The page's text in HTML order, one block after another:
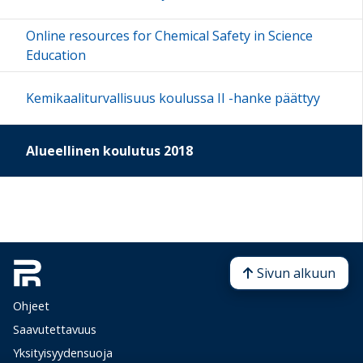
Online resources for Chemical Safety in Science
Education
Kemikaaliturvallisuus koulussa II -hanke päättyy
Alueellinen koulutus 2018
Ohjeet
Saavutettavuus
Yksityisyydensuoja
Sivun alkuun